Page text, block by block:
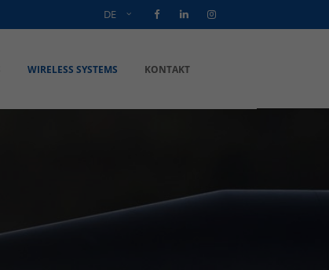
DE
WIRELESS SYSTEMS KONTAKT